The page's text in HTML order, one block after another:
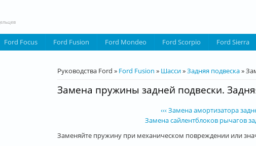
Ford Focus Ford Fusion Ford Mondeo Ford Scorpio Ford Sierra
Вы здесь
Руководства Ford » Ford Fusion » Шасси»Задняя подвеска»
Замена пружины задней подвески.
‹‹‹ Замена амортизатора
Замена сайлентблоков рычагов
Заменяйте пружину при механическом повреждении или